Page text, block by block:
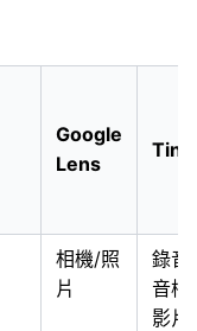
Google
Lens
相機/照
片
錄音/
音檔/
影片